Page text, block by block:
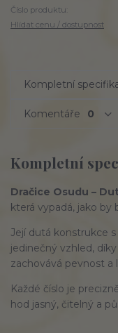
Číslo produktu:
Hlídat cenu / dostupnost
Kompletní
Komentáře 0
Kompletní
Dračice Osudu –
která vypadá, jako by
Její dutá konstrukce
jedinečný vzhled,
zachovává pevnost a
Každé číslo je
hod jasný, čitelný a